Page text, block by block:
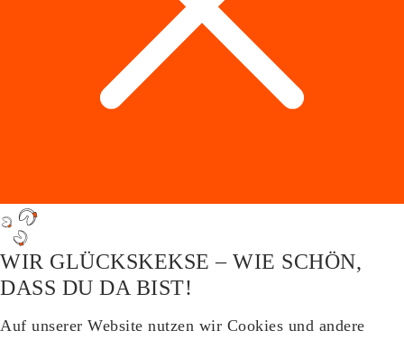
WIR GLÜCKSKEKSE – WIE SCHÖN,
DASS DU DA BIST!
Auf unserer Website nutzen wir Cookies und andere